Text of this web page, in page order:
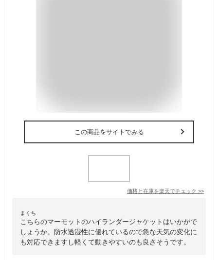
この商品をサイトでみる
価格と在庫を楽天でチェック >>
まくち
こちらのマーモットのハイランダージャケットはいかがで
しょうか。防水透湿性に優れているので急な天気の変化に
も対応できますし軽くて動きやすいのも良さそうです。